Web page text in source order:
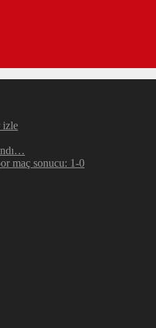
izle
maç sonucu: 1-0